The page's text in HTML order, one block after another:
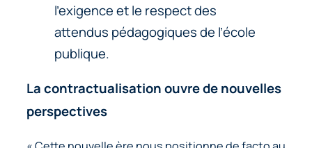
l’exigence et le respect des
attendus pédagogiques de l’école
publique.
La contractualisation ouvre de nouvelles
perspectives